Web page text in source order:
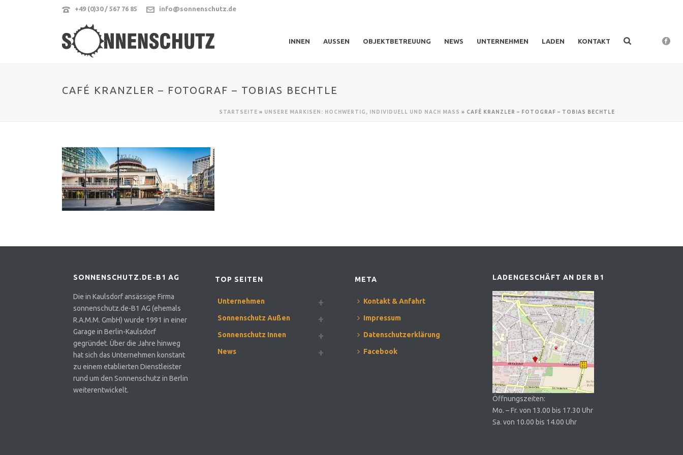
+49 (0)30 / 567 76 85 info@sonnenschutz.de
INNEN AUSSEN OBJEKTBETREUUNG NEWS UNTERNEHMEN LADEN KONTAKT
CAFÉ KRANZLER – FOTOGRAF – TOBIAS BECHTLE
STARTSEITE » UNSERE MARKISEN: HOCHWERTIG, INDIVIDUELL UND NACH MASS » CAFÉ KRANZLER – FOTOGRAF – TOBIAS BECHTLE
SONNENSCHUTZ.DE-B1 AG
Die in Kaulsdorf ansässige Firma
sonnenschutz.de-B1 AG (ehemals
R.A.M.M. GmbH) wurde 1991 in einer
Garage in Berlin-Kaulsdorf
gegründet. Über die Jahre hinweg
hat sich das Unternehmen konstant
zu einem etablierten Dienstleister
rund um den Sonnenschutz in Berlin
weiterentwickelt.
TOP SEITEN
Unternehmen
Sonnenschutz Außen
Sonnenschutz Innen
News
META
Kontakt & Anfahrt
Impressum
Datenschutzerklärung
Facebook
LADENGESCHÄFT AN DER B1
Öffnungszeiten:
Mo. – Fr. von 13.00 bis 17.30 Uhr
Sa. von 10.00 bis 14.00 Uhr